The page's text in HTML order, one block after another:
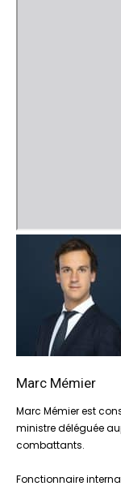
Marc Mémier
Marc Mémier est
ministre déléguée
combattants.
Fonctionnaire